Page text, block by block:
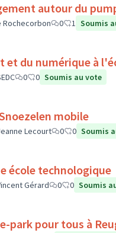
autour du
Rochecorbon 0 1 Soumis
et du numérique à
0 0 Soumis au vote
mobile
Lecourt 0 0 Soumis
école technologique
Gérard 0 0 Soumis
park pour tous à